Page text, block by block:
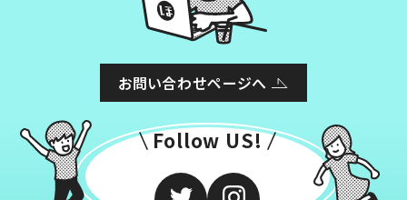
お問い合わせページへ
Follow US!